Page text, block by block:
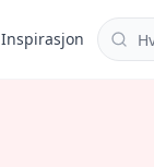
Inspirasjon Søk i